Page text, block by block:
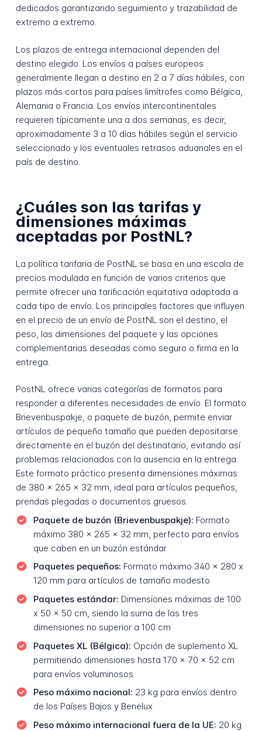
dedicados garantizando seguimiento y trazabilidad de
extremo a extremo.
Los plazos de entrega internacional dependen del
destino elegido. Los envíos a países europeos
generalmente llegan a destino en 2 a 7 días hábiles, con
plazos más cortos para países limítrofes como Bélgica,
Alemania o Francia. Los envíos intercontinentales
requieren típicamente una a dos semanas, es decir,
aproximadamente 3 a 10 días hábiles según el servicio
seleccionado y los eventuales retrasos aduanales en el
país de destino.
¿Cuáles son las tarifas y
dimensiones máximas
aceptadas por PostNL?
La política tarifaria de PostNL se basa en una escala de
precios modulada en función de varios criterios que
permite ofrecer una tarificación equitativa adaptada a
cada tipo de envío. Los principales factores que influyen
en el precio de un envío de PostNL son el destino, el
peso, las dimensiones del paquete y las opciones
complementarias deseadas como seguro o firma en la
entrega.
PostNL ofrece varias categorías de formatos para
responder a diferentes necesidades de envío. El formato
Brievenbuspakje, o paquete de buzón, permite enviar
artículos de pequeño tamaño que pueden depositarse
directamente en el buzón del destinatario, evitando así
problemas relacionados con la ausencia en la entrega.
Este formato práctico presenta dimensiones máximas
de 380 x 265 x 32 mm, ideal para artículos pequeños,
prendas plegadas o documentos gruesos.
Paquete de buzón (Brievenbuspakje): Formato
máximo 380 x 265 x 32 mm, perfecto para envíos
que caben en un buzón estándar
Paquetes pequeños: Formato máximo 340 x 280 x
120 mm para artículos de tamaño modesto
Paquetes estándar: Dimensiones máximas de 100
x 50 x 50 cm, siendo la suma de las tres
dimensiones no superior a 100 cm
Paquetes XL (Bélgica): Opción de suplemento XL
permitiendo dimensiones hasta 170 x 70 x 52 cm
para envíos voluminosos
Peso máximo nacional: 23 kg para envíos dentro
de los Países Bajos y Benelux
Peso máximo internacional fuera de la UE: 20 kg